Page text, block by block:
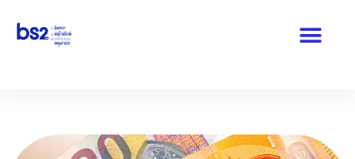
Pular